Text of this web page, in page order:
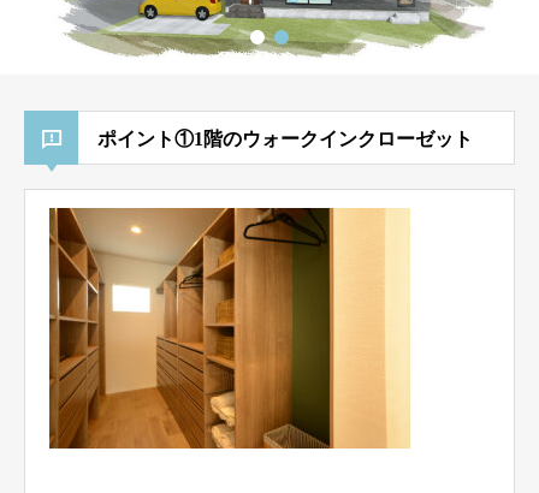
ポイント①1階のウォークインクローゼット